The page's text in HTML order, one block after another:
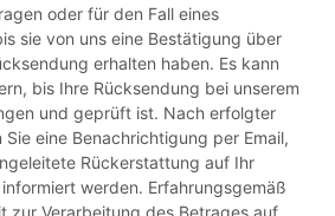
oder für den Fall eines
sie von uns eine Bestätigung über
erhalten haben. Es kann
bis Ihre Rücksendung bei unserem
und geprüft ist. Nach erfolgter
eine Benachrichtigung per Email,
Rückerstattung auf Ihr
werden. Erfahrungsgemäß
zur Verarbeitung des Betrages auf